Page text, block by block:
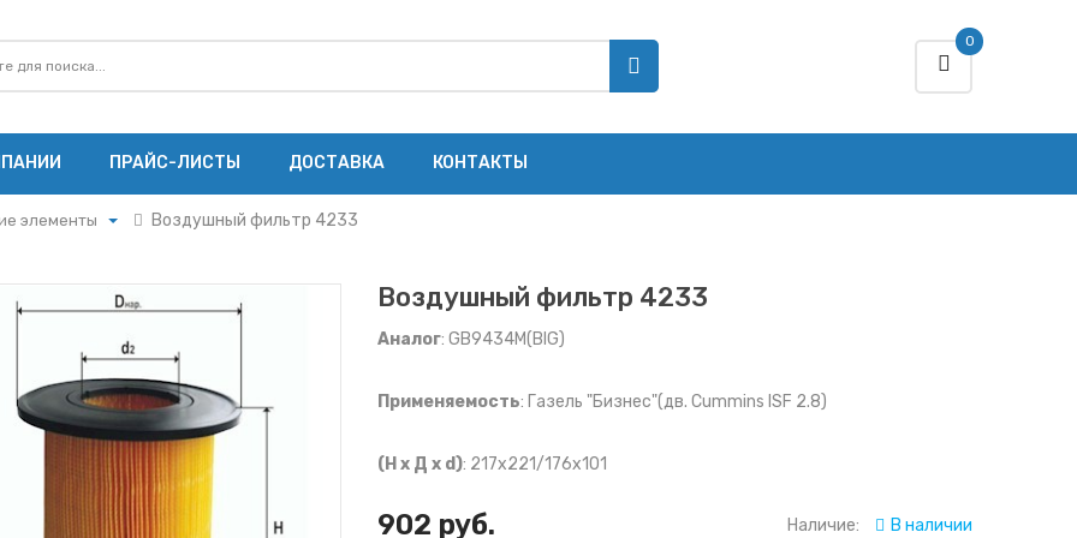
0
ПРАЙС-ЛИСТЫ ДОСТАВКА КОНТАКТЫ
элементы
элементы
элементы
ММЗ
МАЗ
Cummins
Воздушный фильтр 4233
Воздушный фильтр 4233
Аналог: GB9434М(BIG)
Применяемость: Газель "Бизнес"(дв. Сummins ISF 2.8)
(Н х Д х d): 217x221/176x101
902 руб. Наличие: В наличии